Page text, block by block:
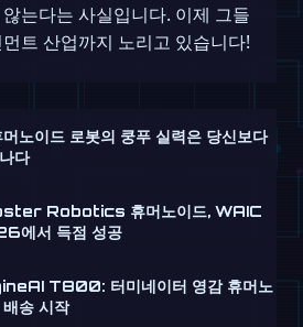
는다는 사실입니다. 이제 그들
트 산업까지 노리고 있습니다!
머노이드 로봇의 쿵푸 실력은 당신보다
다
Robotics 휴머노이드, WAIC
에서 득점 성공
T800: 터미네이터 영감 휴머노
배송 시작